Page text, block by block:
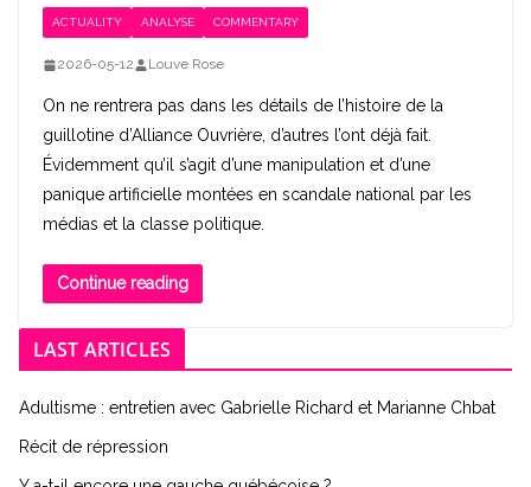
ACTUALITY ANALYSE COMMENTARY
2026-05-12 Louve Rose
On ne rentrera pas dans les détails de l’histoire de la
guillotine d’Alliance Ouvrière, d’autres l’ont déjà fait.
Évidemment qu’il s’agit d’une manipulation et d’une
panique artificielle montées en scandale national par les
médias et la classe politique.
Continue reading
LAST ARTICLES
Adultisme : entretien avec Gabrielle Richard et Marianne Chbat
Récit de répression